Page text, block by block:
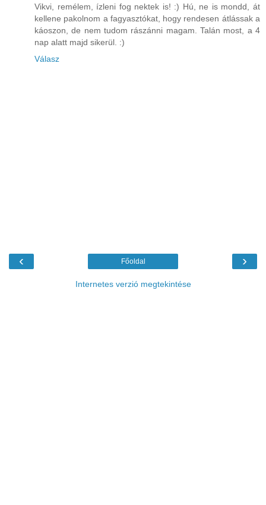
Vikvi, remélem, ízleni fog nektek is! :) Hú, ne is mondd, át
kellene pakolnom a fagyasztókat, hogy rendesen átlássak a
káoszon, de nem tudom rászánni magam. Talán most, a 4
nap alatt majd sikerül. :)
Válasz
‹ ›
Főoldal
Internetes verzió megtekintése